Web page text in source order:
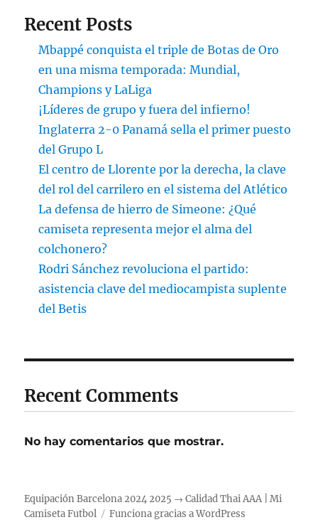
Recent Posts
Mbappé conquista el triple de Botas de Oro
en una misma temporada: Mundial,
Champions y LaLiga
¡Líderes de grupo y fuera del infierno!
Inglaterra 2-0 Panamá sella el primer puesto
del Grupo L
El centro de Llorente por la derecha, la clave
del rol del carrilero en el sistema del Atlético
La defensa de hierro de Simeone: ¿Qué
camiseta representa mejor el alma del
colchonero?
Rodri Sánchez revoluciona el partido:
asistencia clave del mediocampista suplente
del Betis
Recent Comments
No hay comentarios que mostrar.
Equipación Barcelona 2024 2025 → Calidad Thai AAA | Mi
Camiseta Futbol
Funciona gracias a WordPress